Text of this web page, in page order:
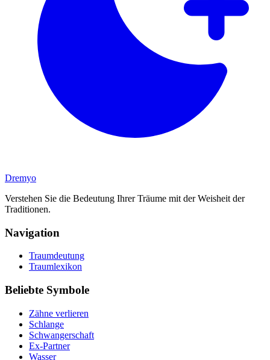
Dremyo
Verstehen Sie die Bedeutung Ihrer Träume mit der Weisheit der
Traditionen.
Navigation
Traumdeutung
Traumlexikon
Beliebte Symbole
Zähne verlieren
Schlange
Schwangerschaft
Ex-Partner
Wasser